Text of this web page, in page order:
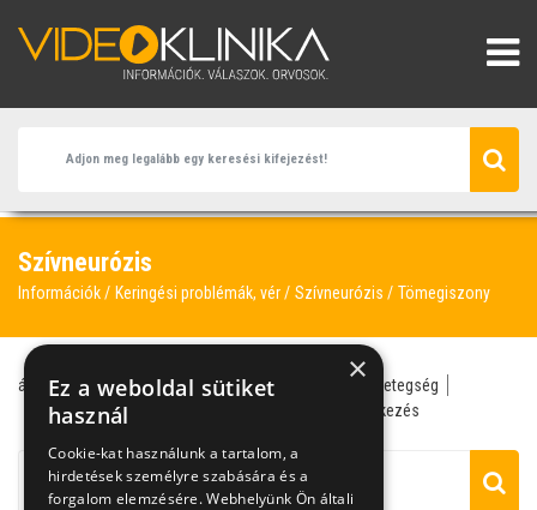
Szívneurózis
Információk Keringési problémák, vér Szívneurózis Tömegiszony
ájulás fulladásérzés heves szívdobogás
pánikbetegség
pszichiáter
szívneurózis verejtékezés
×
Ez a weboldal sütiket
használ
Cookie-kat használunk a tartalom, a
hirdetések személyre szabására és a
forgalom elemzésére. Webhelyünk Ön általi